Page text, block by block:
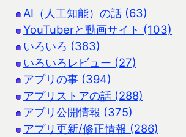
AI（人工知能）の話 (63)
YouTuberと動画サイト (103)
いろいろ (383)
いろいろレビュー (27)
アプリの事 (394)
アプリストアの話 (288)
アプリ公開情報 (375)
アプリ更新/修正情報 (286)